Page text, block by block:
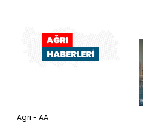
Ağrı - AA